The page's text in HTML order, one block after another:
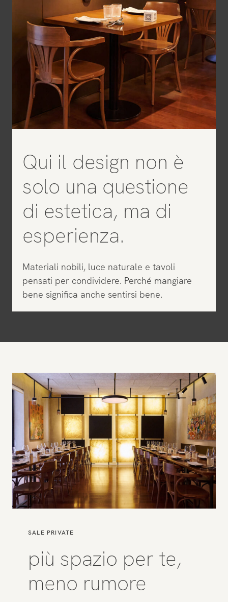
Qui il design non è
solo una questione
di estetica, ma di
esperienza.
Materiali nobili, luce naturale e tavoli
pensati per condividere. Perché mangiare
bene significa anche sentirsi bene.
SALE PRIVATE
più spazio per te,
meno rumore